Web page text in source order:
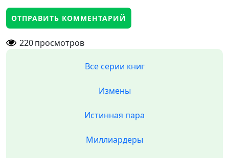
220просмотров
Все серии книг
Измены
Истинная пара
Миллиардеры